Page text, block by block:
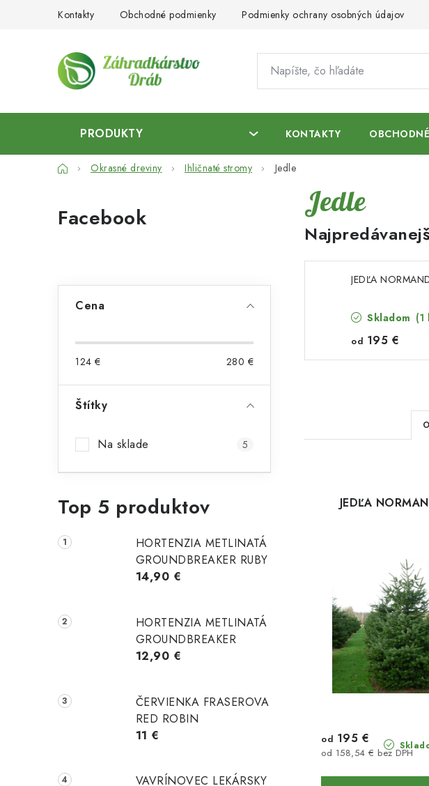
Kontakty Obchodné podmienky Podmienky ochrany osobných údajov
PRODUKTY KONTAKTY
DomovOkrasné dreviny Ihličnaté stromy Jedle
o
n
Facebook
Cena
124 € 280 €
Štítky
Na sklade 5
Top 5 produktov
HORTENZIA METLINATÁ
GROUNDBREAKER RUBY
14,90 €
HORTENZIA METLINATÁ
GROUNDBREAKER
12,90 €
ČERVIENKA FRASEROVA
RED ROBIN
11 €
VAVRÍNOVEC LEKÁRSKY
Jedle
JEDĽA
Skladom (1
od 195 €
R
a
e
i
e
p
r
o
d
k
t
JEDĽA
od 158,54 € bez DPH
od 195 €